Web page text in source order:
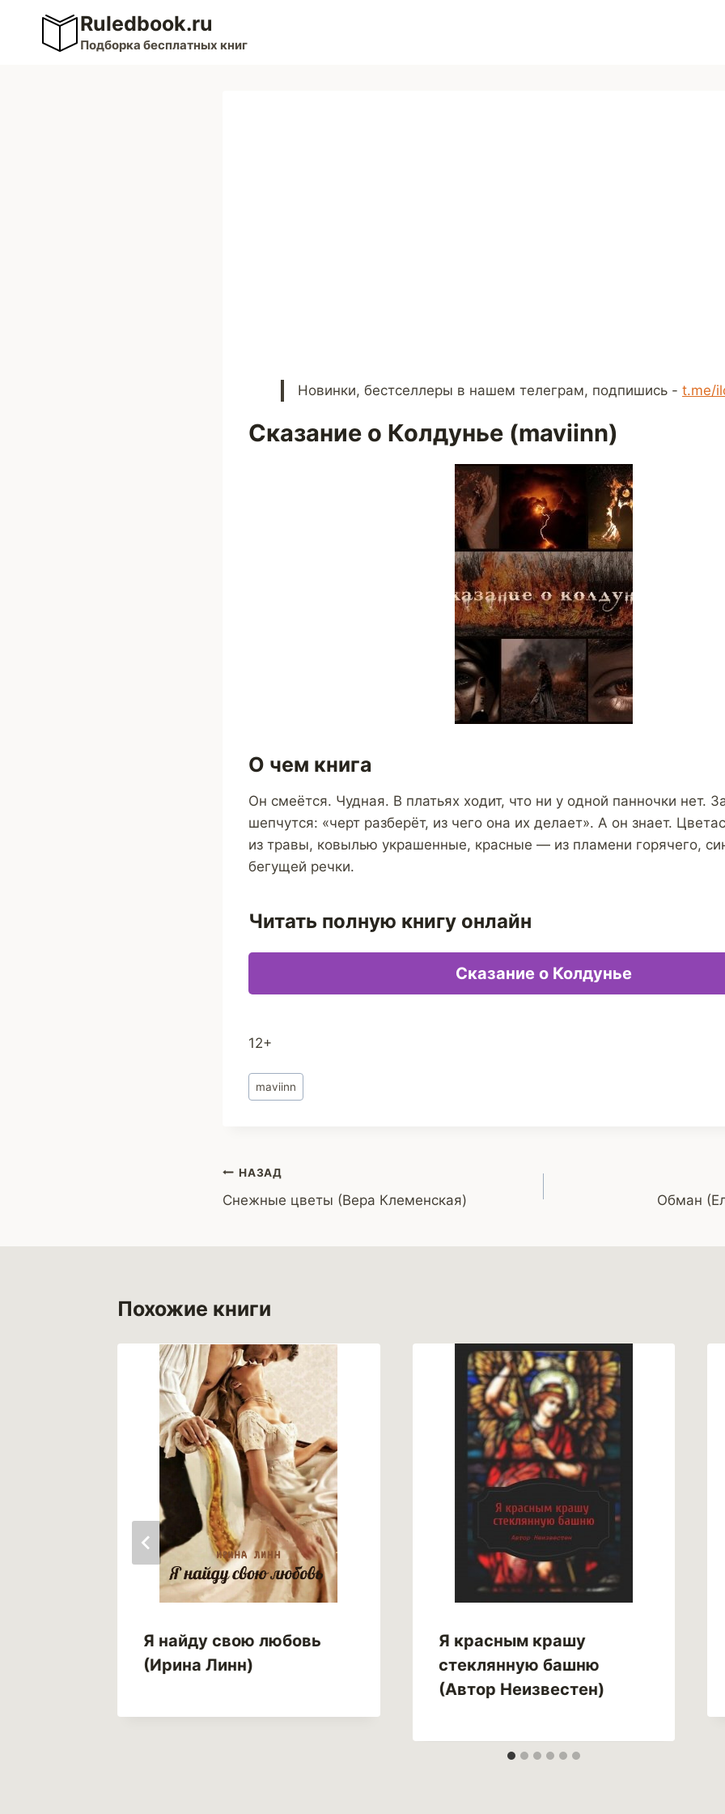
Перейти
содержимому
Ruledbook.ru
Подборка бесплатных книг
Новинки, бестселлеры в нашем телеграм, подпишись - t.me/
Сказание о Колдунье (maviinn)
О чем книга
Он смеётся. Чудная. В платьях ходит, что ни у одной панночки нет.
шепчутся: «черт разберёт, из чего она их делает». А он знает.
из травы, ковылью украшенные, красные — из пламени горячего,
бегущей речки.
Читать полную книгу онлайн
Сказание о Колдунье
12+
Метки
записи:
maviinn
Навигация
по
НАЗАД
Снежные цветы (Вера Клеменская) Обман
Похожие книги
Я найду свою любовь
(Ирина Линн)
Я красным крашу
стеклянную башню
(Автор Неизвестен)